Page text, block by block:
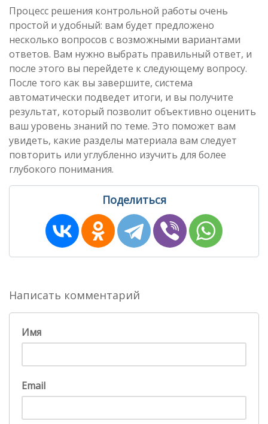
Процесс решения контрольной работы очень
простой и удобный: вам будет предложено
несколько вопросов с возможными вариантами
ответов. Вам нужно выбрать правильный ответ, и
после этого вы перейдете к следующему вопросу.
После того как вы завершите, система
автоматически подведет итоги, и вы получите
результат, который позволит объективно оценить
ваш уровень знаний по теме. Это поможет вам
увидеть, какие разделы материала вам следует
повторить или углубленно изучить для более
глубокого понимания.
Поделиться
Написать комментарий
Имя
Email